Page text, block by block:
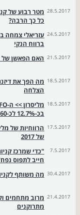
28.5.2017 מטר רבוע של
כל כך הרבה?
24.5.2017
ברווח הנקי
21.5.2017 האם הפאשן של
18.5.2017
הצלחה
18.5.2017
בכ-12.7% לכ-160 מיליון שקל
17.5.2017
של 2017
7.5.2017
"כדי שמרכז
חייב לתפוס
30.4.2017 מה משותף
21.4.2017 מרוב מתחמים
מתרוקנים